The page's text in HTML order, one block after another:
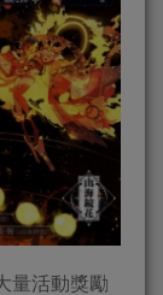
量活動獎勵